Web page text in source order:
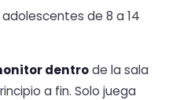
de 8 a 14
dentrode la sala
a fin. Solo juega